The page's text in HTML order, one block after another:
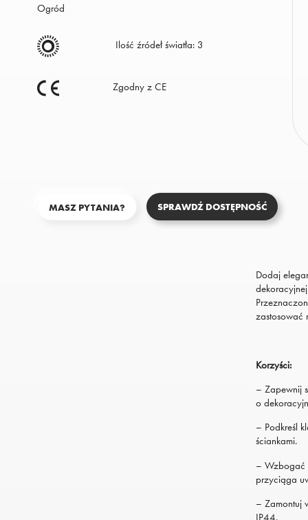
Ogród
Ilość źródeł światła: 3
Zgodny z CE
MASZ PYTANIA? SPRAWDŹ DOSTĘPNOŚĆ
Dodaj
zastosować
Korzyści:
– Zapewnij
o
– Podkreśl
ściankami.
– Wzbogać
przyciąga
– Zamontuj
IP44.
Polityka